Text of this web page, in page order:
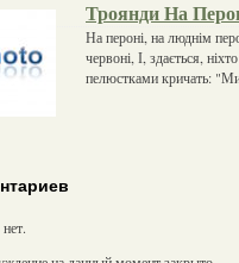
Троянди На
На пероні, на люднім
червоні, І, здається,
пелюстками кричать: